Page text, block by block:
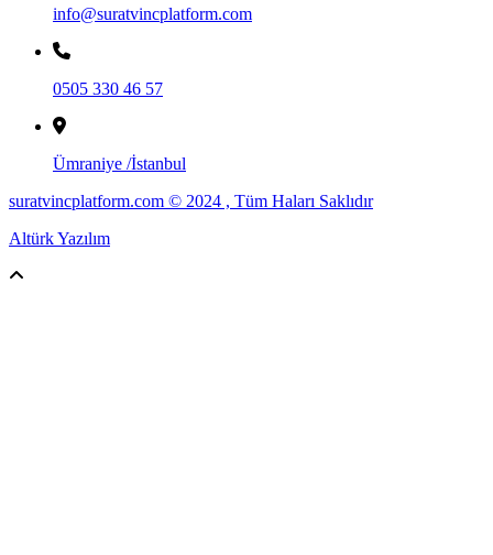
info@suratvincplatform.com
0505 330 46 57
Ümraniye /İstanbul
suratvincplatform.com © 2024 , Tüm Haları Saklıdır
Altürk Yazılım